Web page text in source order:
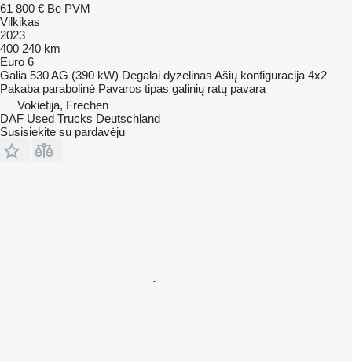
61 800 € Be PVM
Vilkikas
2023
400 240 km
Euro 6
Galia 530 AG (390 kW) Degalai dyzelinas Ašių konfigūracija 4x2
Pakaba parabolinė Pavaros tipas galinių ratų pavara
Vokietija, Frechen
DAF Used Trucks Deutschland
Susisiekite su pardavėju